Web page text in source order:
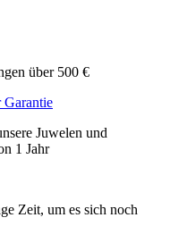
über 500 €
Garantie
Juwelen und
1 Jahr
Zeit, um es sich noch